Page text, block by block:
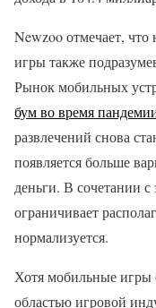
Newzoo отмечает,
игры также
Рынок мобильных
бум во время
развлечений снова
появляется больше
деньги. В сочетании
ограничивает
нормализуется.
Хотя мобильные игры
областью игровой